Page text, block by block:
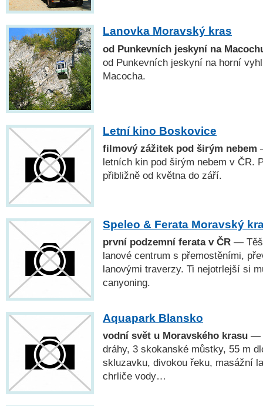
Lanovka Moravský kras
od Punkevních jeskyní na
od Punkevních jeskyní na horní
Macocha.
Letní kino Boskovice
filmový zážitek pod širým nebem
letních kin pod širým nebem v ČR.
přibližně od května do září.
Speleo & Ferata Moravský
první podzemní ferata v ČR —
lanové centrum s přemostěními,
lanovými traverzy. Ti nejotrlejší si
canyoning.
Aquapark Blansko
vodní svět u Moravského krasu —
dráhy, 3 skokanské můstky, 55 m
skluzavku, divokou řeku, masážní
chrliče vody…